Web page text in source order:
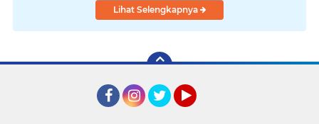
Lihat Selengkapnya